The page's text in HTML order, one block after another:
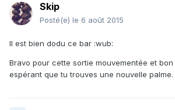
Skip
Posté(e) le 6 août 2015
Il est bien dodu ce bar :wub:
Bravo pour cette sortie mouvementée et
espérant que tu trouves une nouvelle palme.